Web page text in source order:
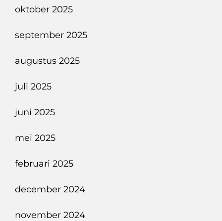
oktober 2025
september 2025
augustus 2025
juli 2025
juni 2025
mei 2025
februari 2025
december 2024
november 2024